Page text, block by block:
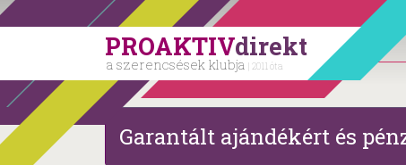
PROAKTIVdirekt
a szerencsések klubja | 2011 óta
Garantált ajándékért és